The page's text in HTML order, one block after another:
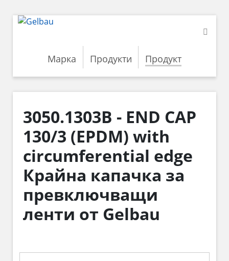
Марка Продукти Продукт
3050.1303B - END CAP
130/3 (EPDM) with
circumferential edge
Крайна капачка за
превключващи
ленти от Gelbau